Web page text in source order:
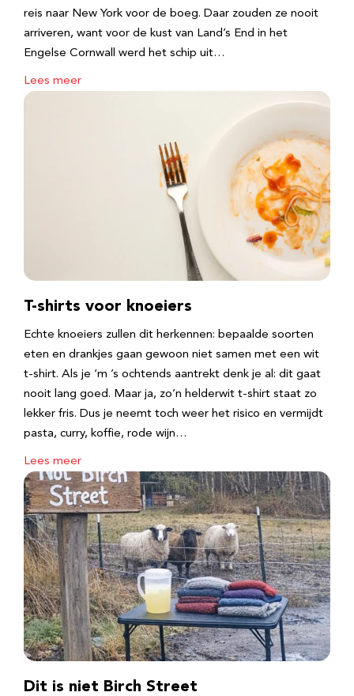
reis naar New York voor de boeg. Daar zouden ze nooit
arriveren, want voor de kust van Land’s End in het
Engelse Cornwall werd het schip uit…
Lees meer
T-shirts voor knoeiers
Echte knoeiers zullen dit herkennen: bepaalde soorten
eten en drankjes gaan gewoon niet samen met een wit
t-shirt. Als je ‘m ’s ochtends aantrekt denk je al: dit gaat
nooit lang goed. Maar ja, zo’n helderwit t-shirt staat zo
lekker fris. Dus je neemt toch weer het risico en vermijdt
pasta, curry, koffie, rode wijn…
Lees meer
Dit is niet Birch Street